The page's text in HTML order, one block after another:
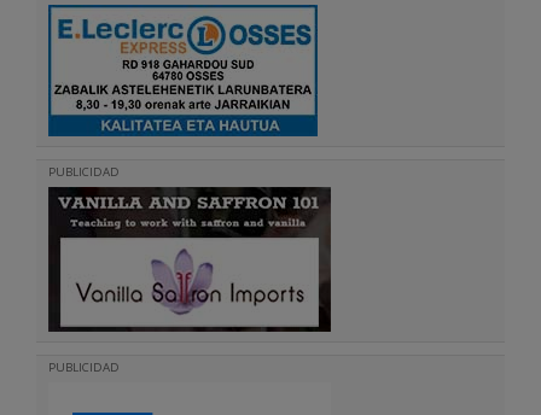
PUBLICIDAD
PUBLICIDAD